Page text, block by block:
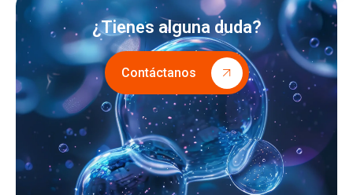
¿Tienes alguna duda?
Contáctanos